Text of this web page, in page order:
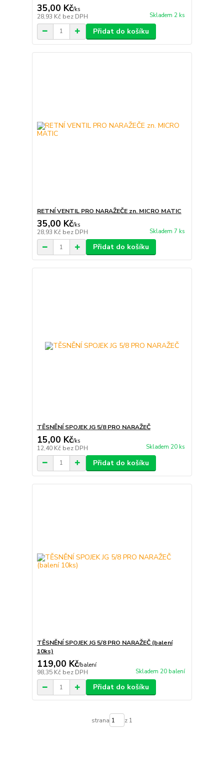
35,00 Kč/ks
28,93 Kč bez DPH Skladem 2 ks
Přidat do košíku
RETNÍ VENTIL PRO NARAŽEČE zn. MICRO MATIC
35,00 Kč/ks
28,93 Kč bez DPH Skladem 7 ks
Přidat do košíku
TĚSNĚNÍ SPOJEK JG 5/8 PRO NARAŽEČ
15,00 Kč/ks
12,40 Kč bez DPH Skladem 20 ks
Přidat do košíku
TĚSNĚNÍ SPOJEK JG 5/8 PRO NARAŽEČ (balení
10ks)
119,00 Kč/balení
98,35 Kč bez DPH Skladem 20 balení
Přidat do košíku
strana z 1